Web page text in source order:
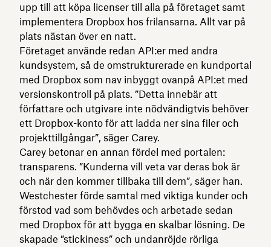
upp till att köpa licenser till alla på företaget samt
implementera Dropbox hos frilansarna. Allt var på
plats nästan över en natt.
Företaget använde redan API:er med andra
kundsystem, så de omstrukturerade en kundportal
med Dropbox som nav inbyggt ovanpå API:et med
versionskontroll på plats. ”Detta innebär att
författare och utgivare inte nödvändigtvis behöver
ett Dropbox-konto för att ladda ner sina filer och
projekttillgångar”, säger Carey.
Carey betonar en annan fördel med portalen:
transparens. ”Kunderna vill veta var deras bok är
och när den kommer tillbaka till dem”, säger han.
Westchester förde samtal med viktiga kunder och
förstod vad som behövdes och arbetade sedan
med Dropbox för att bygga en skalbar lösning. De
skapade ”stickiness” och undanröjde rörliga